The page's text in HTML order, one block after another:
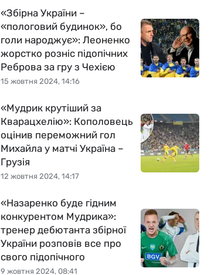
15 жовтня 2024, 14:16
«Збірна України –
«пологовий будинок», бо
голи народжує»: Леоненко
жорстко розніс підопічних
Реброва за гру з Чехією
12 жовтня 2024, 14:17
«Мудрик крутіший за
Кварацхелію»: Кополовець
оцінив переможний гол
Михайла у матчі Україна –
Грузія
9 жовтня 2024, 08:41
«Назаренко буде гідним
конкурентом Мудрика»:
тренер дебютанта збірної
України розповів все про
свого підопічного